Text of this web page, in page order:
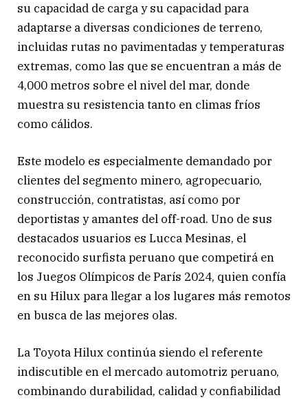
su capacidad de carga y su capacidad para
adaptarse a diversas condiciones de terreno,
incluidas rutas no pavimentadas y temperaturas
extremas, como las que se encuentran a más de
4,000 metros sobre el nivel del mar, donde
muestra su resistencia tanto en climas fríos
como cálidos.
Este modelo es especialmente demandado por
clientes del segmento minero, agropecuario,
construcción, contratistas, así como por
deportistas y amantes del off-road. Uno de sus
destacados usuarios es Lucca Mesinas, el
reconocido surfista peruano que competirá en
los Juegos Olímpicos de París 2024, quien confía
en su Hilux para llegar a los lugares más remotos
en busca de las mejores olas.
La Toyota Hilux continúa siendo el referente
indiscutible en el mercado automotriz peruano,
combinando durabilidad, calidad y confiabilidad